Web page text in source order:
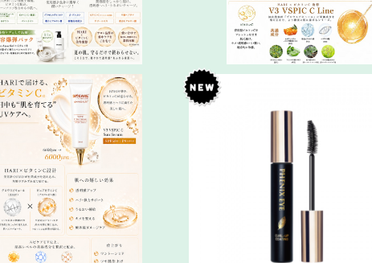
対策／飲む・満たす・守る、最強
～格上ツヤ肌プログラム～肌と
丁寧に向き合う。
¥13,500
Black／PHENIXカールアップ
ィング(ｶｰﾙｱｯﾌﾟ・ﾄﾘｰﾄﾒﾝﾄ)
¥3,850